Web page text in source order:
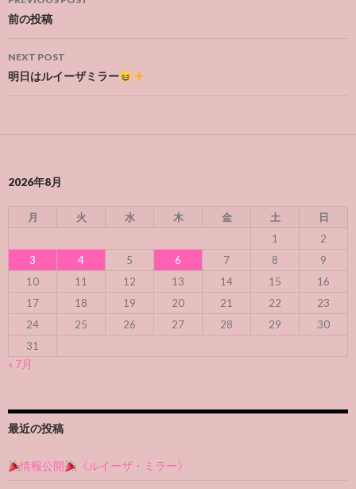
navigation
前の投稿
NEXT POST
明日はルイーザミラー
2026年8月
月 火 水 木 金 土
日
1
2
3
4 5 6 7 8
9
10
11 12 13 14 15
16
17
18 19 20 21 22
23
24
25 26 27 28 29
30
31
« 7月
最近の投稿
情報公開 《ルイーザ・ミラー》